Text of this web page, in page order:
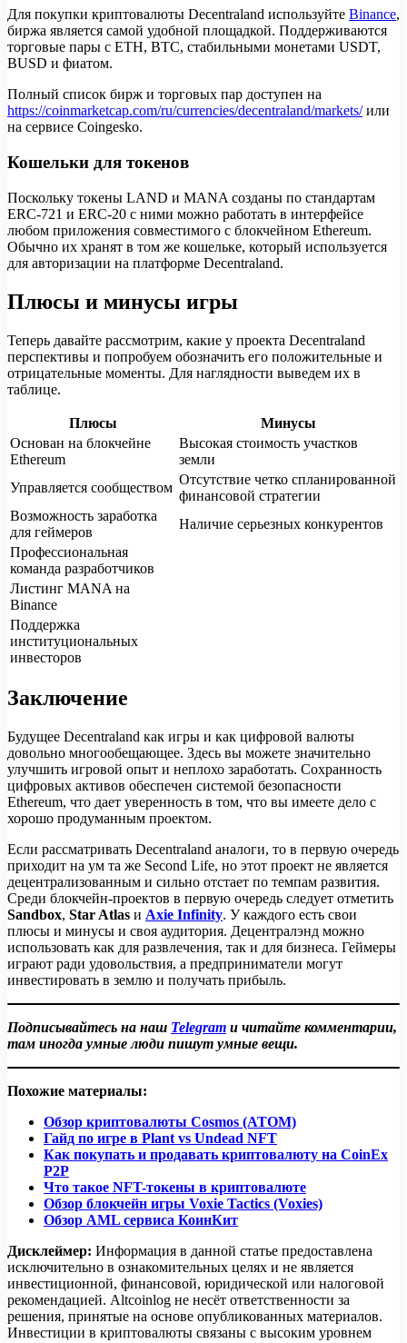
Для покупки криптовалюты Decentraland используйте Binance,
биржа является самой удобной площадкой. Поддерживаются
торговые пары с ETH, BTC, стабильными монетами USDT,
BUSD и фиатом.
Полный список бирж и торговых пар доступен на
https://coinmarketcap.com/ru/currencies/decentraland/markets/или
на сервисе Coingesko.
Кошельки для токенов
Поскольку токены LAND и MANA созданы по стандартам
ERC-721 и ERC-20 с ними можно работать в интерфейсе
любом приложения совместимого с блокчейном Ethereum.
Обычно их хранят в том же кошельке, который используется
для авторизации на платформе Decentraland.
Плюсы и минусы игры
Теперь давайте рассмотрим, какие у проекта Decentraland
перспективы и попробуем обозначить его положительные и
отрицательные моменты. Для наглядности выведем их в
таблице.
Плюсы
Минусы
Основан на блокчейне
Ethereum
Высокая стоимость участков
земли
Управляется сообществом
Отсутствие четко спланированной
финансовой стратегии
Возможность заработка
для геймеров
Наличие серьезных конкурентов
Профессиональная
команда разработчиков
Листинг MANA на
Binance
Поддержка
институциональных
инвесторов
Заключение
Будущее Decentraland как игры и как цифровой валюты
довольно многообещающее. Здесь вы можете значительно
улучшить игровой опыт и неплохо заработать. Сохранность
цифровых активов обеспечен системой безопасности
Ethereum, что дает уверенность в том, что вы имеете дело с
хорошо продуманным проектом.
Если рассматривать Decentraland аналоги, то в первую очередь
приходит на ум та же Second Life, но этот проект не является
децентрализованным и сильно отстает по темпам развития.
Среди блокчейн-проектов в первую очередь следует отметить
Sandbox, Star Atlas и Axie Infinity. У каждого есть свои
плюсы и минусы и своя аудитория. Децентралэнд можно
использовать как для развлечения, так и для бизнеса. Геймеры
играют ради удовольствия, а предприниматели могут
инвестировать в землю и получать прибыль.
Подписывайтесь на наш Telegram и читайте комментарии,
там иногда умные люди пишут умные вещи.
Похожие материалы:
Обзор криптовалюты Cosmos (ATOM)
Гайд по игре в Plant vs Undead NFT
Как покупать и продавать криптовалюту на CoinEx
P2P
Что такое NFT-токены в криптовалюте
Обзор блокчейн игры Voxie Tactics (Voxies)
Обзор AML сервиса КоинКит
Дисклеймер: Информация в данной статье предоставлена
исключительно в ознакомительных целях и не является
инвестиционной, финансовой, юридической или налоговой
рекомендацией. Altcoinlog не несёт ответственности за
решения, принятые на основе опубликованных материалов.
Инвестиции в криптовалюты связаны с высоким уровнем